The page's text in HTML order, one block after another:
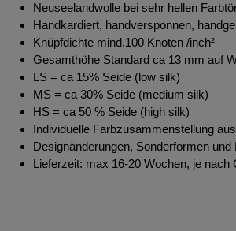
Neuseelandwolle bei sehr hellen
Handkardiert, handversponnen,
Knüpfdichte mind.100 Knoten /inch²
Gesamthöhe Standard ca 13 mm auf
LS = ca 15% Seide (low silk)
MS = ca 30% Seide (medium silk)
HS = ca 50 % Seide (high silk)
Individuelle Farbzusammenstellung
Designänderungen, Sonderformen
Lieferzeit: max 16-20 Wochen, je nach